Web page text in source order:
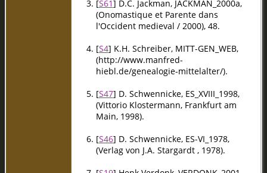
[S61] D.C. Jackman, JACKMAN_2000a,
(Onomastique et Parente dans
l'Occident medieval / 2000), 48.
[S4] K.H. Schreiber, MITT-GEN_WEB,
(http://www.manfred-
hiebl.de/genealogie-mittelalter/).
[S47] D. Schwennicke, ES_XVIII_1998,
(Vittorio Klostermann, Frankfurt am
Main, 1998).
[S46] D. Schwennicke, ES-VI_1978,
(Verlag von J.A. Stargardt , 1978).